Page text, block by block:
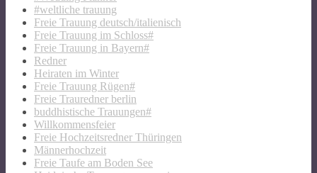
#weltliche trauung
Freie Trauung deutsch/italienisch
Freie Trauung im Schloss#
Freie Trauung in Bayern#
Redner
Heiraten im Winter
Freie Trauung Rügen#
Freie Trauredner berlin
buddhistische Trauungen#
Willkommensfeier
Freie Hochzeitsredner Thüringen
Männerhochzeit
Freie Taufe am Boden See